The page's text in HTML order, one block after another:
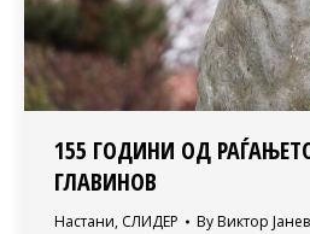
155 ГОДИНИ ОД
ГЛАВИНОВ
Настани, СЛИДЕР By Виктор